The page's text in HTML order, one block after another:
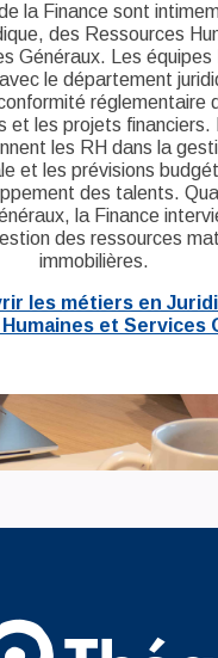
la Finance sont
des Ressources
Généraux. Les équipes
le département
réglementaire
et les projets financiers.
les RH dans la
et les prévisions
des talents.
la Finance
des ressources
immobilières.
les métiers en
et Services